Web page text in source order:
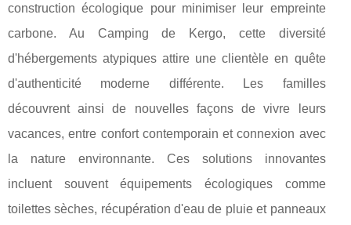
construction écologique pour minimiser leur empreinte
carbone. Au Camping de Kergo, cette diversité
d'hébergements atypiques attire une clientèle en quête
d'authenticité moderne différente. Les familles
découvrent ainsi de nouvelles façons de vivre leurs
vacances, entre confort contemporain et connexion avec
la nature environnante. Ces solutions innovantes
incluent souvent équipements écologiques comme
toilettes sèches, récupération d'eau de pluie et panneaux